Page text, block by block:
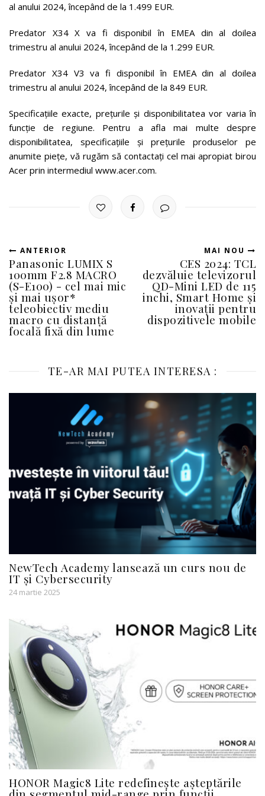
al anului 2024, începând de la 1.499 EUR.
Predator X34 X va fi disponibil în EMEA din al doilea
trimestru al anului 2024, începând de la 1.299 EUR.
Predator X34 V3 va fi disponibil în EMEA din al doilea
trimestru al anului 2024, începând de la 849 EUR.
Specificațiile exacte, prețurile și disponibilitatea vor varia în
funcție de regiune. Pentru a afla mai multe despre
disponibilitatea, specificațiile și prețurile produselor pe
anumite piețe, vă rugăm să contactați cel mai apropiat birou
Acer prin intermediul www.acer.com.
ANTERIOR
Panasonic LUMIX S
100mm F2.8 MACRO
(S-E100) - cel mai mic
și mai ușor*
teleobiectiv mediu
macro cu distanță
focală fixă din lume
MAI NOU
CES 2024: TCL
dezvăluie televizorul
QD-Mini LED de 115
inchi, Smart Home și
inovații pentru
dispozitivele mobile
TE-AR MAI PUTEA INTERESA :
NewTech Academy lansează un curs nou de
IT și Cybersecurity
24 martie 2025
HONOR Magic8 Lite redefinește așteptările